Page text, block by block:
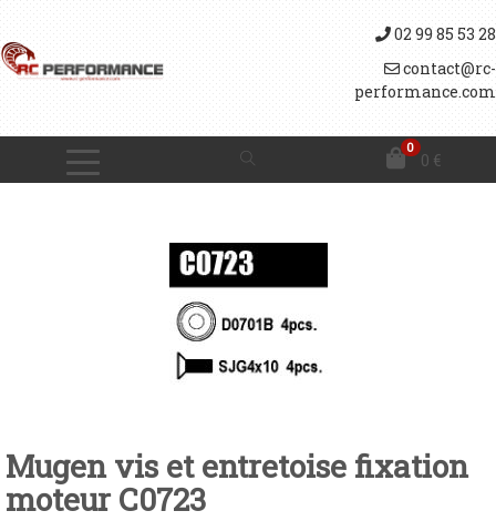
02 99 85 53 28
contact@rc-
performance.com
0
0 €
Mugen vis et entretoise fixation
moteur C0723